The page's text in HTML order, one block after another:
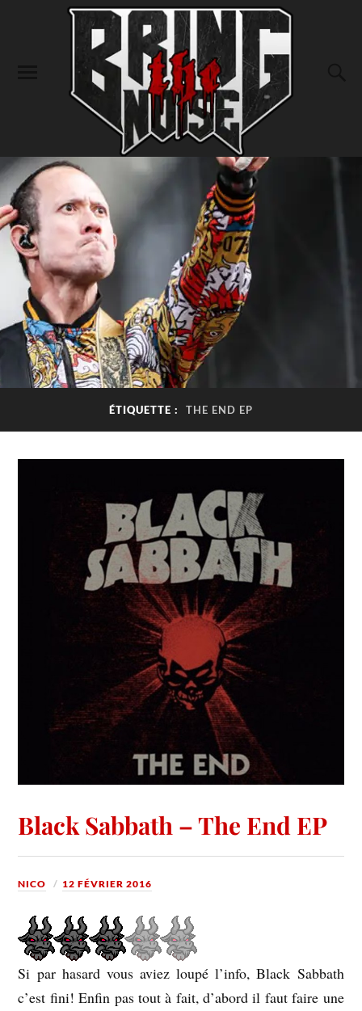
ÉTIQUETTE : THE END EP
Black Sabbath – The End EP
NICO 12 FÉVRIER 2016
Si par hasard vous aviez loupé l’info, Black Sabbath
c’est fini! Enfin pas tout à fait, d’abord il faut faire une